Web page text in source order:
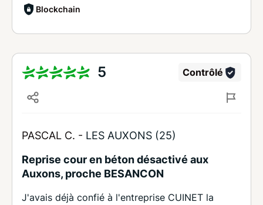
Blockchain
5 Contrôlé
PASCAL C. - LES AUXONS (25)
Reprise cour en béton désactivé aux
Auxons, proche BESANCON
J'avais déjà confié à l'entreprise CUINET la